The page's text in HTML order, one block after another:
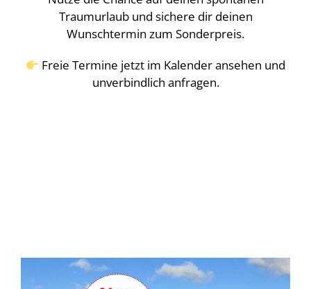
Traumurlaub und sichere dir deinen
Wunschtermin zum Sonderpreis.
Freie Termine jetzt im Kalender ansehen und
unverbindlich anfragen.